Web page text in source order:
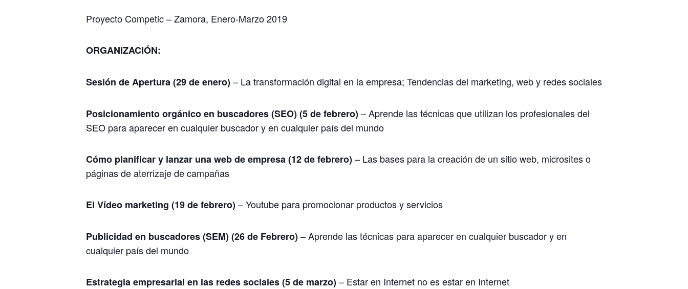
Proyecto Competic – Zamora, Enero-Marzo 2019
ORGANIZACIÓN:
Sesión de Apertura (29 de enero)– La transformación digital en la empresa; Tendencias del marketing, web y redes sociales
Posicionamiento orgánico en buscadores (SEO) (5 de febrero)– Aprende las técnicas que utilizan los profesionales del
SEO para aparecer en cualquier buscador y en cualquier país del mundo
Cómo planificar y lanzar una web de empresa (12 de febrero)– Las bases para la creación de un sitio web, microsites o
páginas de aterrizaje de campañas
El Vídeo marketing (19 de febrero)– Youtube para promocionar productos y servicios
Publicidad en buscadores (SEM) (26 de Febrero)– Aprende las técnicas para aparecer en cualquier buscador y en
cualquier país del mundo
Estrategia empresarial en las redes sociales (5 de marzo)– Estar en Internet no es estar en Internet